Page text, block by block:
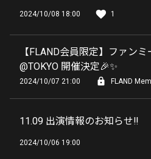
2024/10/08 18:00 1
【FLAND会員限定】ファン
@TOKYO 開催決定🎉✨
2024/10/07 21:00 FLAND
11.09 出演情報のお知らせ‼️
2024/10/06 19:00